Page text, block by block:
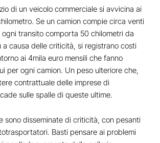
di un veicolo commerciale si avvicina ai
Se un camion compie circa venti
transito comporta 50 chilometri da
a causa delle criticità, si registrano costi
ai 4mila euro mensili che fanno
per ogni camion. Un peso ulteriore che,
contrattuale delle imprese di
sulle spalle di queste ultime.
sono disseminate di criticità, con pesanti
Basti pensare ai problemi